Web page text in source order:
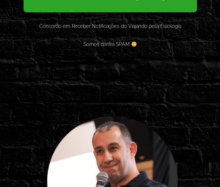
Concordo em Receber Notificações do Viajando pela Fisiologia
Somos contra SPAM